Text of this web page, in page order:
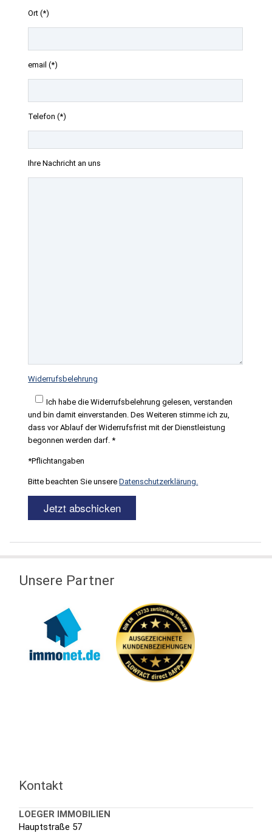
Ort (*)
email (*)
Telefon (*)
Ihre Nachricht an uns
Widerrufsbelehrung
Ich habe die Widerrufsbelehrung gelesen, verstanden
und bin damit einverstanden. Des Weiteren stimme ich zu,
dass vor Ablauf der Widerrufsfrist mit der Dienstleistung
begonnen werden darf. *
*Pflichtangaben
Bitte beachten Sie unsereDatenschutzerklärung.
Unsere Partner
Kontakt
LOEGER IMMOBILIEN
Hauptstraße 57